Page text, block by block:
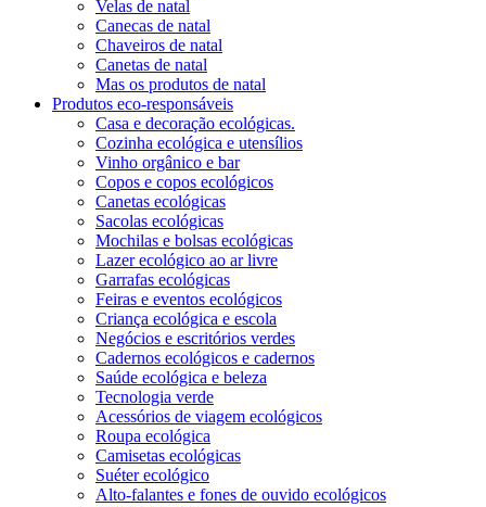
Velas de natal
Canecas de natal
Chaveiros de natal
Canetas de natal
Mas os produtos de natal
Produtos eco-responsáveis
Casa e decoração ecológicas.
Cozinha ecológica e utensílios
Vinho orgânico e bar
Copos e copos ecológicos
Canetas ecológicas
Sacolas ecológicas
Mochilas e bolsas ecológicas
Lazer ecológico ao ar livre
Garrafas ecológicas
Feiras e eventos ecológicos
Criança ecológica e escola
Negócios e escritórios verdes
Cadernos ecológicos e cadernos
Saúde ecológica e beleza
Tecnologia verde
Acessórios de viagem ecológicos
Roupa ecológica
Camisetas ecológicas
Suéter ecológico
Alto-falantes e fones de ouvido ecológicos